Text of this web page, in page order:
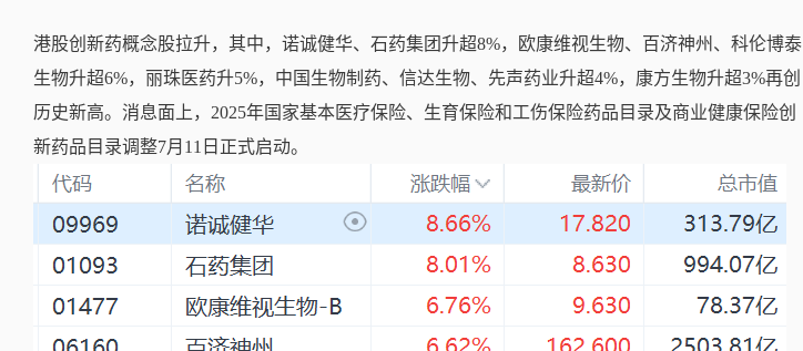
港股创新药概念股拉升，其中，诺诚健华、石药集团升超8%，欧康维视生物、百济神州、科伦博泰
生物升超6%，丽珠医药升5%，中国生物制药、信达生物、先声药业升超4%，康方生物升超3%再创
历史新高。消息面上，2025年国家基本医疗保险、生育保险和工伤保险药品目录及商业健康保险创
新药品目录调整7月11日正式启动。